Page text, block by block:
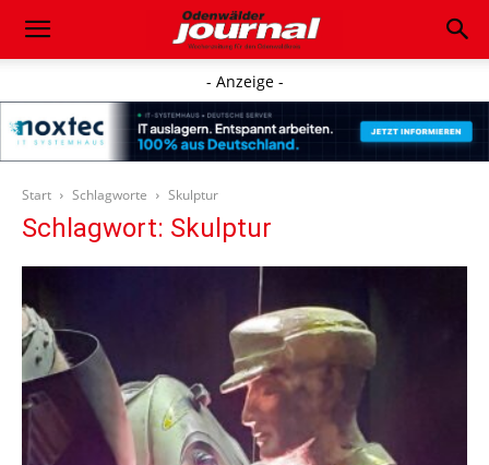
- Anzeige -
Start Schlagworte Skulptur
Schlagwort: Skulptur